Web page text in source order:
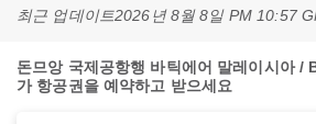
최근 업데이트2026년 8월 8일 PM 10:57
돈므앙 국제공항행 바틱에어 말레이시아
가 항공권을 예약하고 받으세요